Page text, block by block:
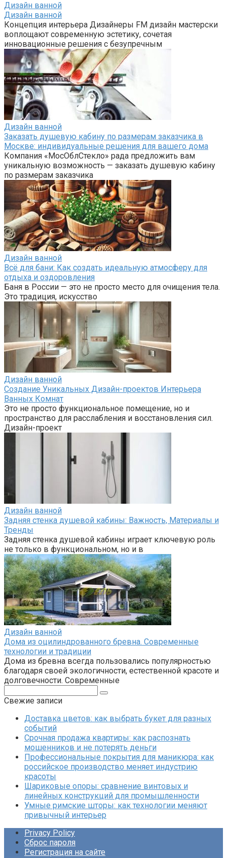
Дизайн ванной
Дизайн ванной
Концепция интерьера Дизайнеры FM дизайн мастерски
воплощают современную эстетику, сочетая
инновационные решения с безупречным
Дизайн ванной
Заказать душевую кабину по размерам заказчика в
Москве: индивидуальные решения для вашего дома
Компания «МосОблСтекло» рада предложить вам
уникальную возможность — заказать душевую кабину
по размерам заказчика
Дизайн ванной
Всё для бани: Как создать идеальную атмосферу для
отдыха и оздоровления
Баня в России — это не просто место для очищения тела.
Это традиция, искусство
Дизайн ванной
Создание Уникальных Дизайн-проектов Интерьера
Ванных Комнат
Это не просто функциональное помещение, но и
пространство для расслабления и восстановления сил.
Дизайн-проект
Дизайн ванной
Задняя стенка душевой кабины: Важность, Материалы и
Тренды
Задняя стенка душевой кабины играет ключевую роль
не только в функциональном, но и в
Дизайн ванной
Дома из оцилиндрованного бревна. Современные
технологии и традиции
Дома из бревна всегда пользовались популярностью
благодаря своей экологичности, естественной красоте и
долговечности. Современные
Свежие записи
Доставка цветов: как выбрать букет для разных
событий
Срочная продажа квартиры: как распознать
мошенников и не потерять деньги
Профессиональные покрытия для маникюра: как
российское производство меняет индустрию
красоты
Шариковые опоры: сравнение винтовых и
линейных конструкций для промышленности
Умные римские шторы: как технологии меняют
привычный интерьер
Privacy Policy
Сброс пароля
Регистрация на сайте